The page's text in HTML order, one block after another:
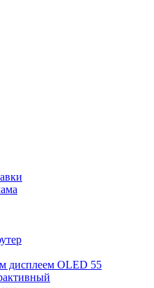
дисплеем OLED 55